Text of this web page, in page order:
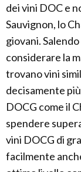
dei vini DOC e
Sauvignon, lo
giovani.
considerare la
trovano vini
decisamente
DOCG come il
spendere
vini DOCG di
facilmente